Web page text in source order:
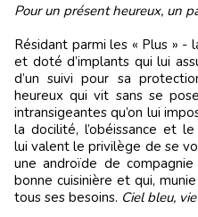
Pour un présent heureux, un
Résidant parmi les « Plus » -
et doté d’implants qui lui
d’un suivi pour sa
heureux qui vit sans se
intransigeantes qu’on lui
la docilité, l’obéissance et
lui valent le privilège de se
une androïde de
bonne cuisinière et qui,
tous ses besoins. Ciel bleu,